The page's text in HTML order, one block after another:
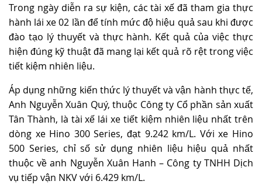
Trong ngày diễn ra sự kiện, các tài xế đã tham gia thực
hành lái xe 02 lần để tính mức độ hiệu quả sau khi được
đào tạo lý thuyết và thực hành. Kết quả của việc thực
hiện đúng kỹ thuật đã mang lại kết quả rõ rệt trong việc
tiết kiệm nhiên liệu.
Áp dụng những kiến thức lý thuyết và vận hành thực tế,
Anh Nguyễn Xuân Quý, thuộc Công ty Cổ phần sản xuất
Tân Thành, là tài xế lái xe tiết kiệm nhiên liệu nhất trên
dòng xe Hino 300 Series, đạt 9.242 km/L. Với xe Hino
500 Series, chỉ số sử dụng nhiên liệu hiệu quả nhất
thuộc về anh Nguyễn Xuân Hanh – Công ty TNHH Dịch
vụ tiếp vận NKV với 6.429 km/L.